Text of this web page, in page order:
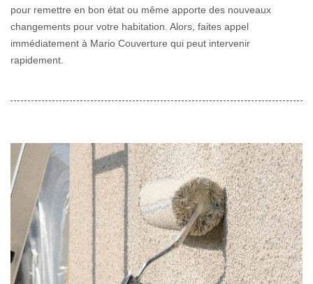
pour remettre en bon état ou même apporte des nouveaux
changements pour votre habitation. Alors, faites appel
immédiatement à Mario Couverture qui peut intervenir
rapidement.